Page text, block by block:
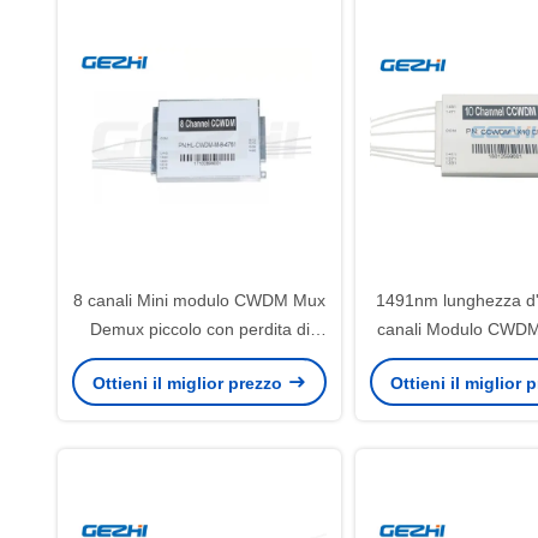
8 canali Mini modulo CWDM Mux
Demux piccolo con perdita di
inserimento ultra-bassa e design
compatto
Ottieni il miglior prezzo
1491nm lunghezza
canali Modulo
con basso PDL
Ottieni il miglior